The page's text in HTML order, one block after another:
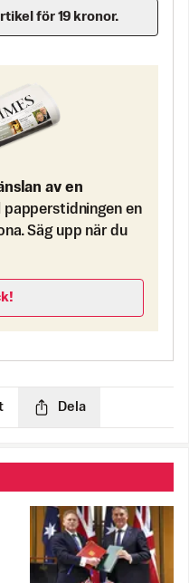
för 19 kronor.
av en
papperstidningen en
Säg upp när du
Dela